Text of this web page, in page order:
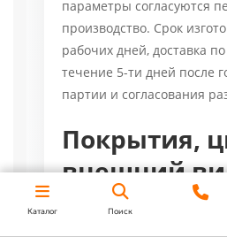
параметры согласуются
производство. Срок
рабочих дней, доставка
течение 5-ти дней после
партии и согласования
Покрытия,
внешний
Для кровли доступны
Каталог Поиск